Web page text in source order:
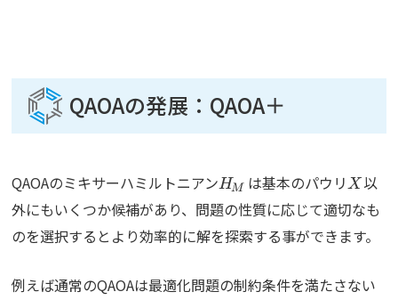
QAOAの発展：QAOA＋
QAOAのミキサーハミルトニアンH_M
HM は基本のパウリ X
X 以
外にもいくつか候補があり、問題の性質に応じて適切なも
のを選択するとより効率的に解を探索する事ができます。
例えば通常のQAOAは最適化問題の制約条件を満たさない